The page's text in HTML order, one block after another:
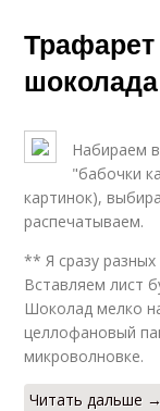
Набираем
"бабочки
картинок),
распечатываем.
** Я сразу
Вставляем лист
Шоколад мелко
целлофановый
микроволновке.
Читать дальше →